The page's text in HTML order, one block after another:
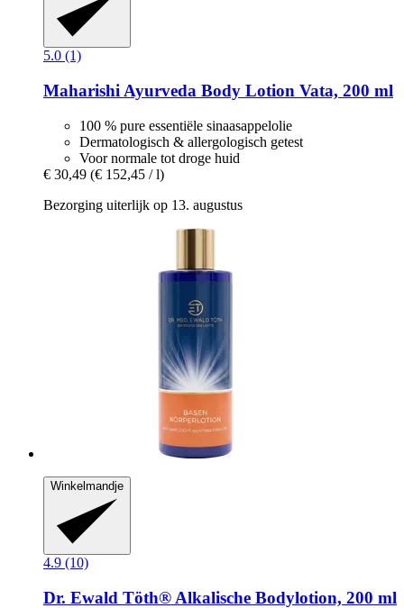
5.0 (1)
Maharishi Ayurveda Body Lotion Vata, 200 ml
100 % pure essentiële sinaasappelolie
Dermatologisch & allergologisch getest
Voor normale tot droge huid
€ 30,49 (€ 152,45 / l)
Bezorging uiterlijk op 13. augustus
Winkelmandje
4.9 (10)
Dr. Ewald Töth® Alkalische Bodylotion, 200 ml